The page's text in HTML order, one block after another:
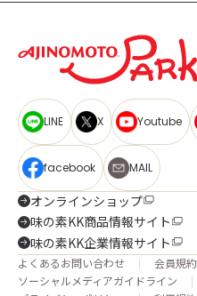
LINE X Youtube
facebook MAIL
オンラインショップ
味の素KK商品情報サイト
味の素KK企業情報サイト
よくあるお問い合わせ
会員規約
ソーシャルメディアガイドライン